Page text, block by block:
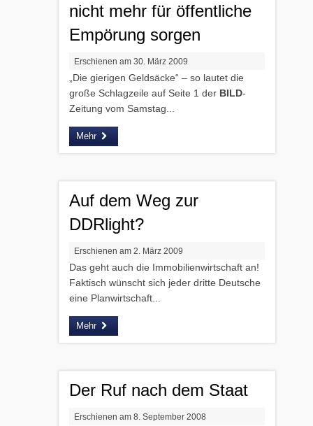
nicht mehr für öffentliche
Empörung sorgen
Erschienen am 30. März 2009
„Die gierigen Geldsäcke“ – so lautet die
große Schlagzeile auf Seite 1 der BILD-
Zeitung vom Samstag...
Mehr
Auf dem Weg zur
DDRlight?
Erschienen am 2. März 2009
Das geht auch die Immobilienwirtschaft an!
Faktisch wünscht sich jeder dritte Deutsche
eine Planwirtschaft...
Mehr
Der Ruf nach dem Staat
Erschienen am 8. September 2008